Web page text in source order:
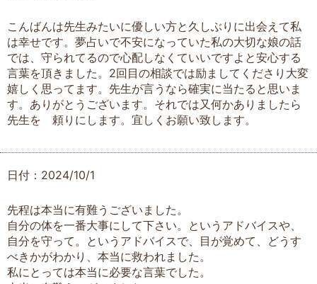
こんばんは先生みたいに優しい方と久しぶりに出会えて私
は幸せです。夢占いで不安になっていた私の大切な娘の話
では、守られてるので心配しなくていいですよと安心する
言葉を頂きました。2回目の相談では励ましてくださり大変
嬉しく思ってます。先生が言うなら確実に当たると思いま
す。ありがとうございます。それでは又何かありましたら
先生を゙頼りにします。宜しくお願い致します。
日付：2024/10/1
先程は本当に有難うございました。
自分の体を一番大事にして下さい。というアドバイスや、
自分を守って。というアドバイスで、目が覚めて、どうす
べきかがわかり、本当に救われました。
私にとっては本当に必要な言葉でした。